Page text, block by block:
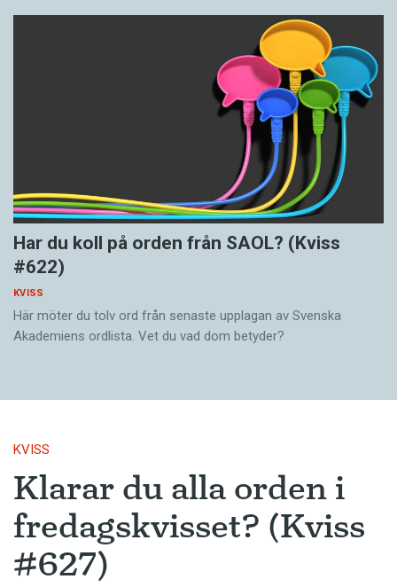
Har du koll på orden från SAOL? (Kviss
#622)
KVISS
Här möter du tolv ord från senaste upplagan av Svenska
Akademiens ordlista. Vet du vad dom betyder?
KVISS
Klarar du alla orden i
fredagskvisset? (Kviss
#627)